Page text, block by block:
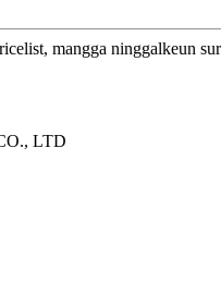
mangga ninggalkeun
LTD